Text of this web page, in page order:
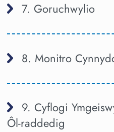
7. Goruchwylio
8. Monitro
9. Cyflogi
Ôl-raddedig